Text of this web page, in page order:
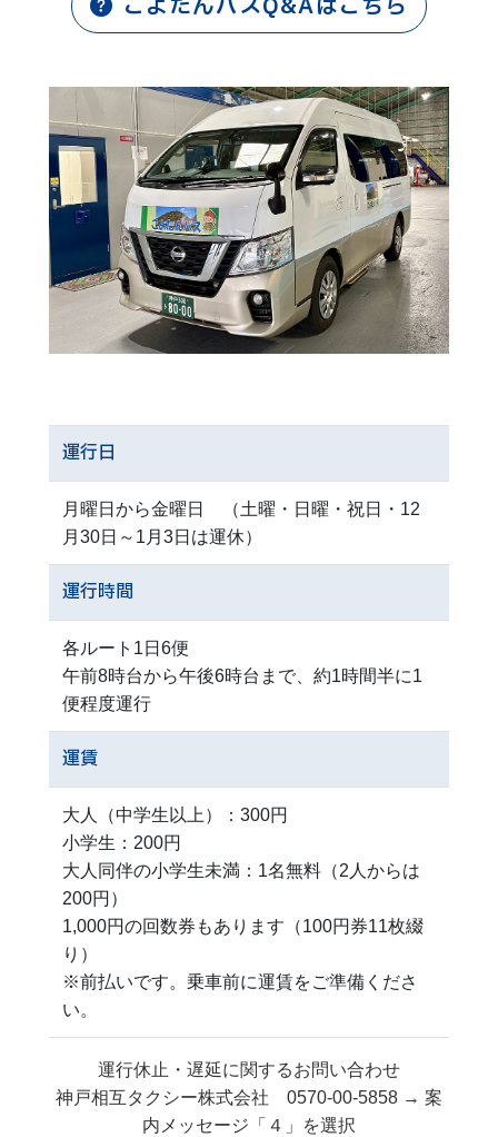
こよたんバスQ&Aはこちら
運行日
月曜日から金曜日 （土曜・日曜・祝日・12
月30日～1月3日は運休）
運行時間
各ルート1日6便
午前8時台から午後6時台まで、約1時間半に1
便程度運行
運賃
大人（中学生以上）：300円
小学生：200円
大人同伴の小学生未満：1名無料（2人からは
200円）
1,000円の回数券もあります（100円券11枚綴
り）
※前払いです。乗車前に運賃をご準備くださ
い。
運行休止・遅延に関するお問い合わせ
神戸相互タクシー株式会社 0570-00-5858 → 案
内メッセージ「４」を選択